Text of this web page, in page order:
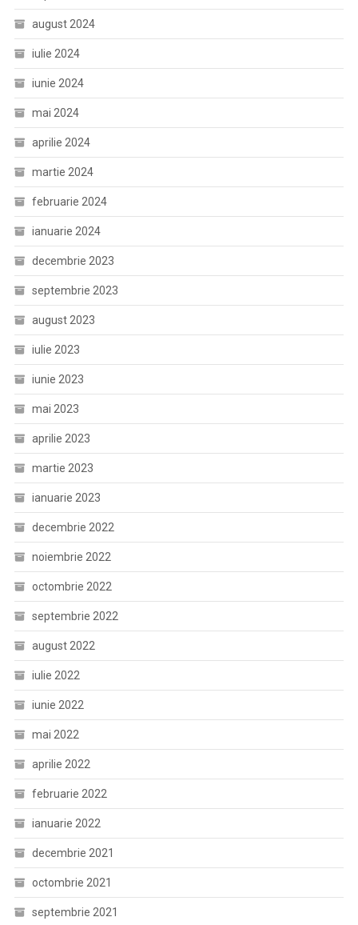
august 2024
iulie 2024
iunie 2024
mai 2024
aprilie 2024
martie 2024
februarie 2024
ianuarie 2024
decembrie 2023
septembrie 2023
august 2023
iulie 2023
iunie 2023
mai 2023
aprilie 2023
martie 2023
ianuarie 2023
decembrie 2022
noiembrie 2022
octombrie 2022
septembrie 2022
august 2022
iulie 2022
iunie 2022
mai 2022
aprilie 2022
februarie 2022
ianuarie 2022
decembrie 2021
octombrie 2021
septembrie 2021